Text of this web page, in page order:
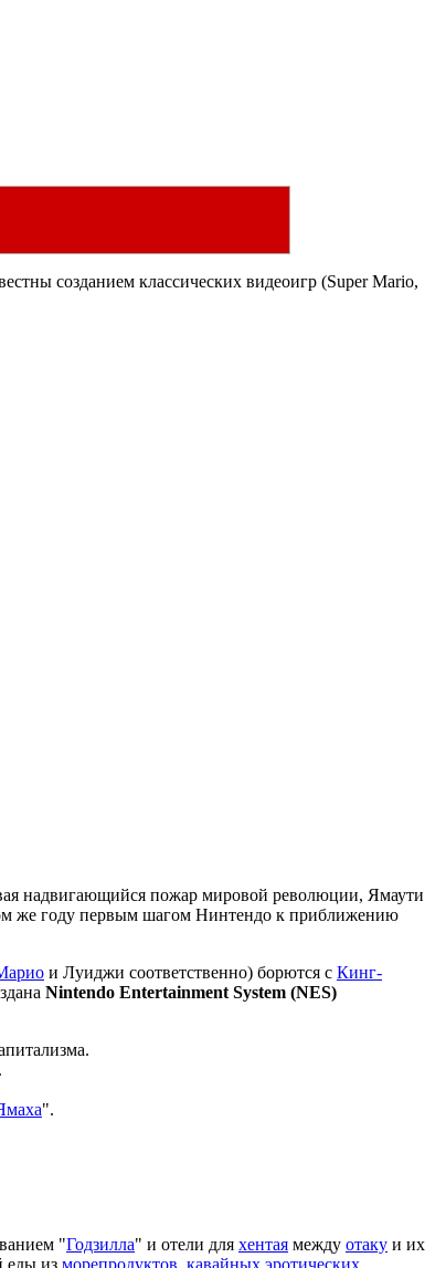
созданием классических видеоигр (Super Mario,
надвигающийся пожар мировой революции, Ямаути
же году первым шагом Нинтендо к приближению
и Луиджи соответственно) борются с Кинг-
Nintendo Entertainment System (NES)
.
".
"Годзилла" и отели для хентая между отаку и их
еды из морепродуктов, кавайных эротических